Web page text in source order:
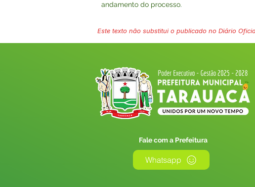
andamento do processo.
Este texto não substitui o publicado no Diário
Fale com a Prefeitura
Whatsapp